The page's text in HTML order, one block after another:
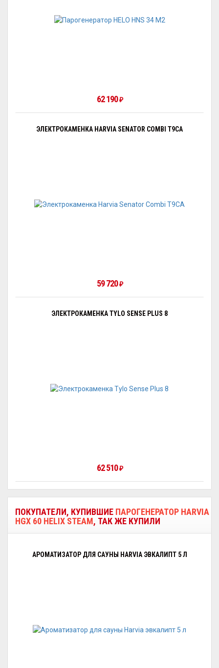
62 190₽
ЭЛЕКТРОКАМЕНКА HARVIA SENATOR COMBI T9CA
59 720₽
ЭЛЕКТРОКАМЕНКА TYLO SENSE PLUS 8
62 510₽
ПОКУПАТЕЛИ, КУПИВШИЕ ПАРОГЕНЕРАТОР HARVIA
HGX 60 HELIX STEAM, ТАК ЖЕ КУПИЛИ
АРОМАТИЗАТОР ДЛЯ САУНЫ HARVIA ЭВКАЛИПТ 5 Л